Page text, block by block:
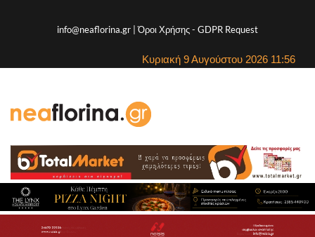
info@neaflorina.gr |Όροι Χρήσης- GDPR Request
Κυριακή 9 Αυγούστου 2026 11:56